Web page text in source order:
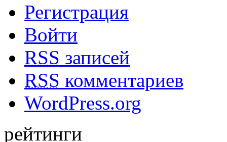
Регистрация
Войти
RSS записей
RSS комментариев
WordPress.org
рейтинги